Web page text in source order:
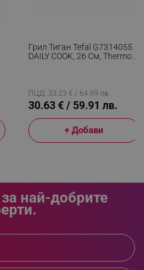
Грил Тиган Tefal G7314055
DAILY COOK, 26 См, Thermo-
ПЦД: 33.23 € / 64.99 лв.
30.63 € / 59.91 лв.
+ Добави
най-добрите
.alleop.bg
.alleop.bg
.alleop.bg
.alleop.bg
.alleop.bg
.alleop.bg
.alleop.bg